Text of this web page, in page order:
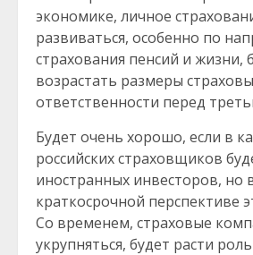
экономике, личное
развиваться, особенно по
страхования пенсий и жизни,
возрастать размеры
ответственности перед
Будет очень хорошо, если в
российских страховщиков
иностранных инвесторов, но
краткосрочной перспективе
Со временем, страховые
укрупняться, будет расти роль